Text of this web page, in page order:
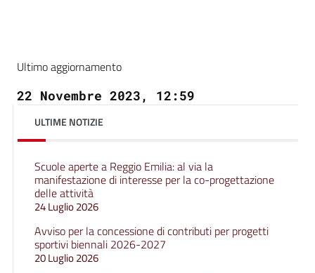
Ultimo aggiornamento
22 Novembre 2023, 12:59
ULTIME NOTIZIE
Scuole aperte a Reggio Emilia: al via la
manifestazione di interesse per la co-progettazione
delle attività
24 Luglio 2026
Avviso per la concessione di contributi per progetti
sportivi biennali 2026-2027
20 Luglio 2026